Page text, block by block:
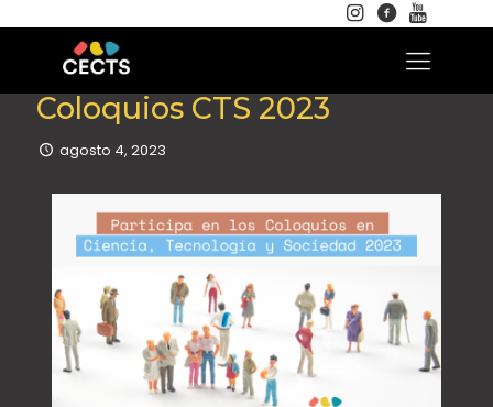
Coloquios CTS 2023
agosto 4, 2023